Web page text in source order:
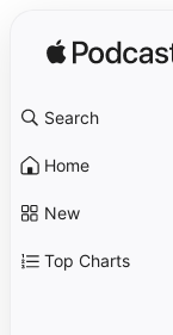
Search
Home
New
Top Charts